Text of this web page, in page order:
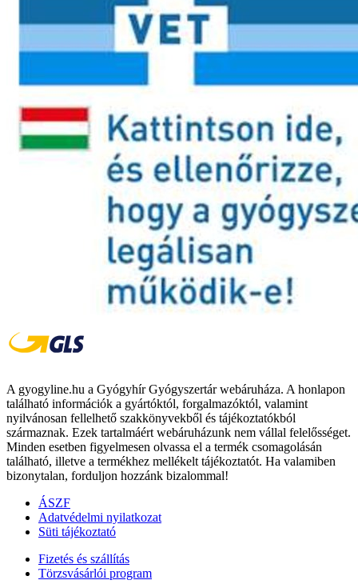
A gyogyline.hu a Gyógyhír Gyógyszertár webáruháza. A honlapon
található információk a gyártóktól, forgalmazóktól, valamint
nyilvánosan fellelhető szakkönyvekből és tájékoztatókból
származnak. Ezek tartalmáért webáruházunk nem vállal felelősséget.
Minden esetben figyelmesen olvassa el a termék csomagolásán
található, illetve a termékhez mellékelt tájékoztatót. Ha valamiben
bizonytalan, forduljon hozzánk bizalommal!
ÁSZF
Adatvédelmi nyilatkozat
Süti tájékoztató
Fizetés és szállítás
Törzsvásárlói program